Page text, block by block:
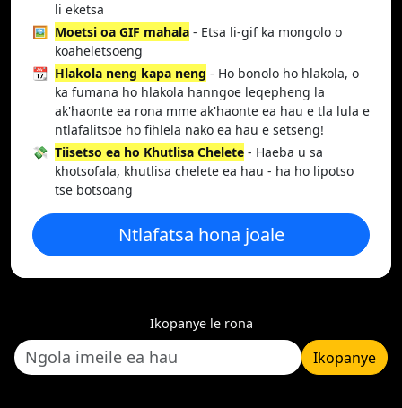
li eketsa
🖼️ Moetsi oa GIF mahala - Etsa li-gif ka mongolo o
koaheletsoeng
📆 Hlakola neng kapa neng - Ho bonolo ho hlakola, o
ka fumana ho hlakola hanngoe leqepheng la
ak'haonte ea rona mme ak'haonte ea hau e tla lula e
ntlafalitsoe ho fihlela nako ea hau e setseng!
💸 Tiisetso ea ho Khutlisa Chelete - Haeba u sa
khotsofala, khutlisa chelete ea hau - ha ho lipotso
tse botsoang
Ntlafatsa hona joale
Ikopanye le rona
Ikopanye